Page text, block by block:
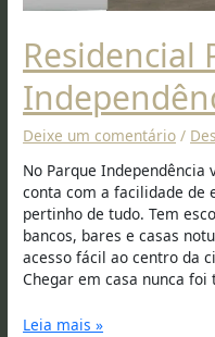
Residencial
Deixe um comentário /
No Parque Independência
conta com a facilidade de
pertinho de tudo. Tem
bancos, bares e casas
acesso fácil ao centro da
Chegar em casa nunca
Leia mais »